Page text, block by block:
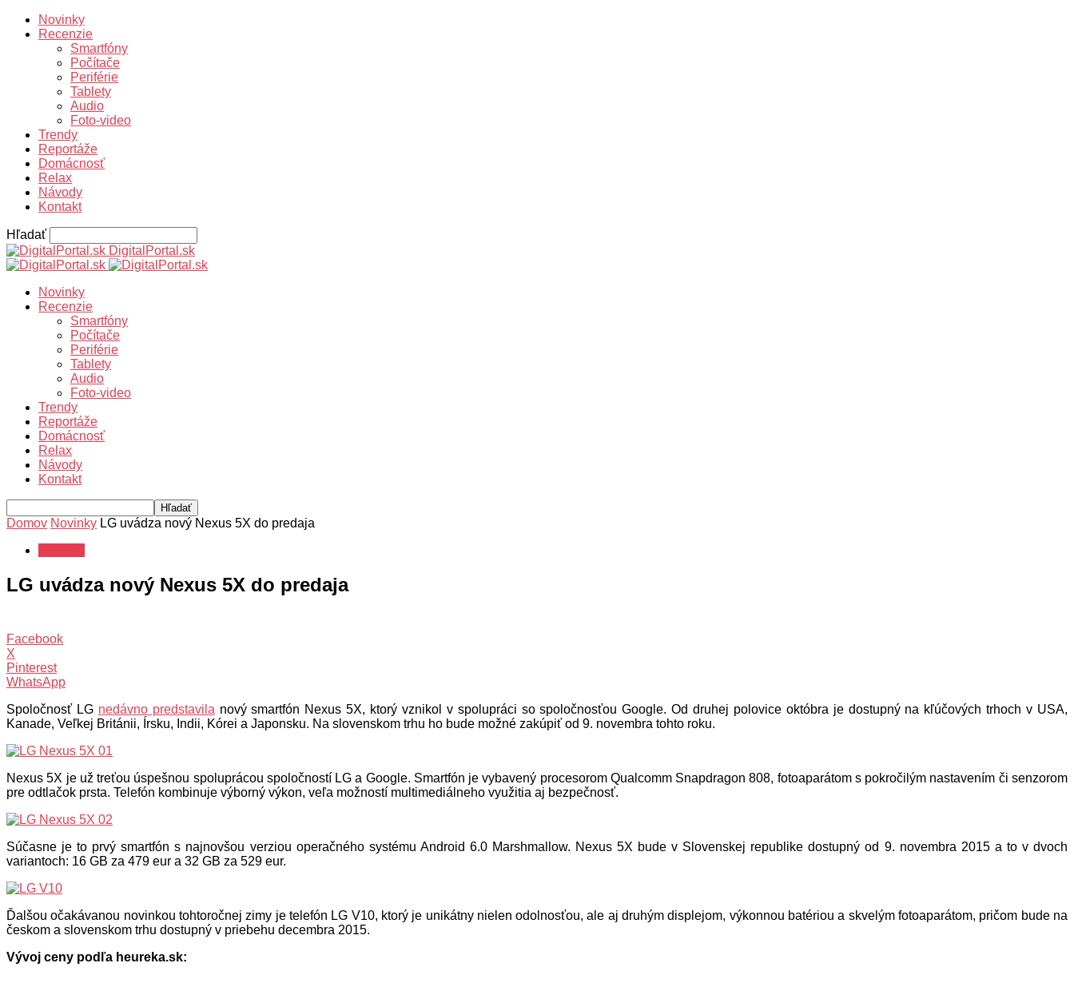
Novinky
Recenzie
Smartfóny
Počítače
Periférie
Tablety
Audio
Foto-video
Trendy
Reportáže
Domácnosť
Relax
Návody
Kontakt
Hľadať
DigitalPortal.sk
Novinky
Recenzie
Smartfóny
Počítače
Periférie
Tablety
Audio
Foto-video
Trendy
Reportáže
Domácnosť
Relax
Návody
Kontakt
Domov Novinky LG uvádza nový Nexus 5X do predaja
LG uvádza nový Nexus 5X do predaja
Facebook
X
Pinterest
WhatsApp
Spoločnosť LG nedávno predstavila nový smartfón Nexus 5X, ktorý vznikol v spolupráci so spoločnosťou Google. Od druhej polovice októbra je dostupný na kľúčových trhoch v USA,
Kanade, Veľkej Británii, Írsku, Indii, Kórei a Japonsku. Na slovenskom trhu ho bude možné zakúpiť od 9. novembra tohto roku.
Nexus 5X je už treťou úspešnou spoluprácou spoločností LG a Google. Smartfón je vybavený procesorom Qualcomm Snapdragon 808, fotoaparátom s pokročilým nastavením či senzorom
pre odtlačok prsta. Telefón kombinuje výborný výkon, veľa možností multimediálneho využitia aj bezpečnosť.
Súčasne je to prvý smartfón s najnovšou verziou operačného systému Android 6.0 Marshmallow. Nexus 5X bude v Slovenskej republike dostupný od 9. novembra 2015 a to v dvoch
variantoch: 16 GB za 479 eur a 32 GB za 529 eur.
Ďalšou očakávanou novinkou tohtoročnej zimy je telefón LG V10, ktorý je unikátny nielen odolnosťou, ale aj druhým displejom, výkonnou batériou a skvelým fotoaparátom, pričom bude na
českom a slovenskom trhu dostupný v priebehu decembra 2015.
Vývoj ceny podľa heureka.sk: